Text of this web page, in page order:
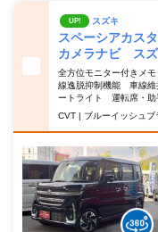
UP! スズキ
スペーシアカス
カメラナビ スズ
全方位モニター付きメ
線逸脱抑制機能 車線
ートライト 運転席・助
CVT | ブルーイッシュブ